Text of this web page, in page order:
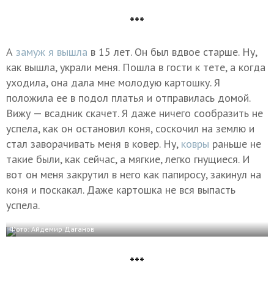
***
А замуж я вышла в 15 лет. Он был вдвое старше. Ну,
как вышла, украли меня. Пошла в гости к тете, а когда
уходила, она дала мне молодую картошку. Я
положила ее в подол платья и отправилась домой.
Вижу — всадник скачет. Я даже ничего сообразить не
успела, как он остановил коня, соскочил на землю и
стал заворачивать меня в ковер. Ну, ковры раньше не
такие были, как сейчас, а мягкие, легко гнущиеся. И
вот он меня закрутил в него как папиросу, закинул на
коня и поскакал. Даже картошка не вся выпасть
успела.
Фото: Айдемир Даганов
***